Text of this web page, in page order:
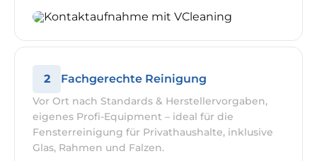
2 Fachgerechte Reinigung
Vor Ort nach Standards & Herstellervorgaben,
eigenes Profi-Equipment – ideal für die
Fensterreinigung für Privathaushalte, inklusive
Glas, Rahmen und Falzen.